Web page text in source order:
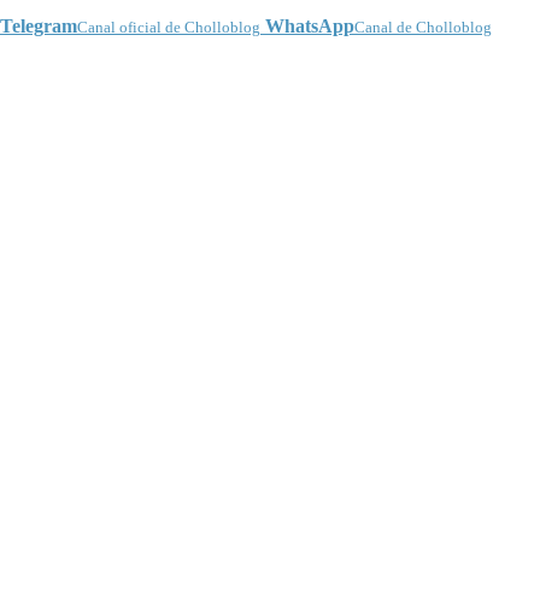
TelegramCanal oficial de Cholloblog WhatsAppCanal de Cholloblog